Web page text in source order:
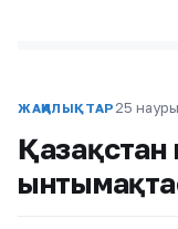
ЖАҢАЛЫҚТАР 25